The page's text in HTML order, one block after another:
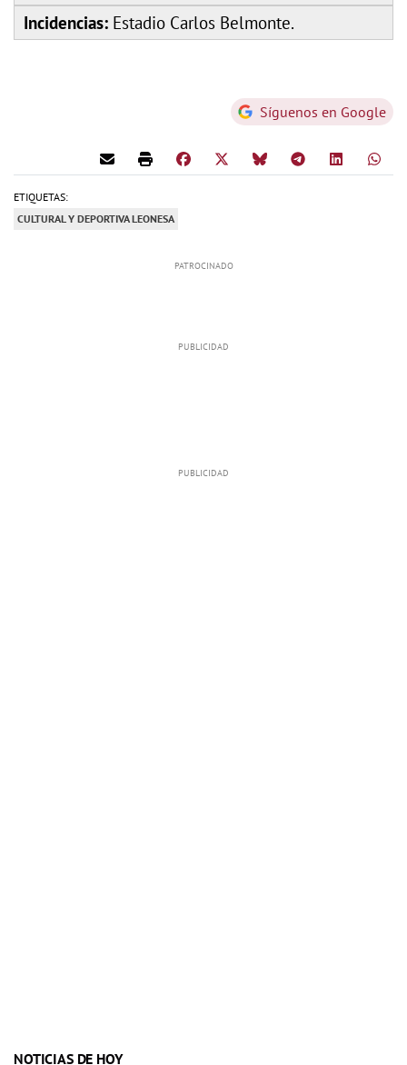
Incidencias: Estadio Carlos Belmonte.
Síguenos en Google
ETIQUETAS:
CULTURAL Y DEPORTIVA LEONESA
NOTICIAS DE HOY